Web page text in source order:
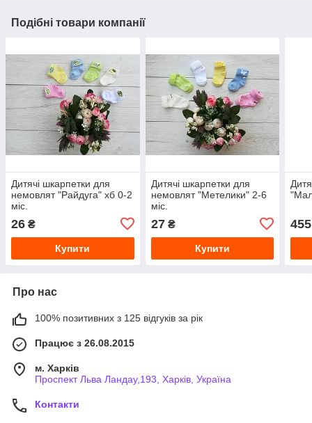
Подібні товари компанії
Дитячі шкарпетки для
немовлят "Райдуга" хб 0-2
міс.
26 ₴
Купити
Дитячі шкарпетки для
немовлят "Метелики" 2-6
міс.
27₴
Купити
455
Про нас
100% позитивних з 125 відгуків за рік
Працює з 26.08.2015
м. Харків
Проспект Льва Ландау,193, Харків, Україна
Контакти